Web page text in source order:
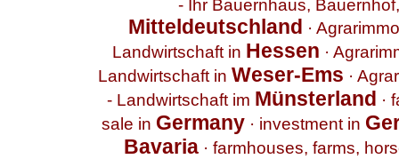
- Ihr Bauernhaus,
Mitteldeutschland ·
Landwirtschaft in Hessen ·
Landwirtschaft in Weser-Ems ·
- Landwirtschaft im Münsterland ·
sale in Germany· investment in
Bavaria· farmhouses, farms,